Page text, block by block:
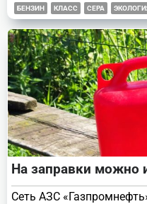
БЕНЗИН КЛАСС СЕРА
На заправки можно
Сеть АЗС